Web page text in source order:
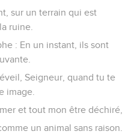
sur un terrain qui est
ruine.
: En un instant, ils sont
Seigneur, quand tu te
image.
et tout mon être déchiré,
un animal sans raison.